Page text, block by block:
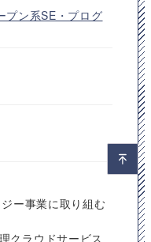
プン系SE・プログ
ー事業に取り組む
クラウドサービス